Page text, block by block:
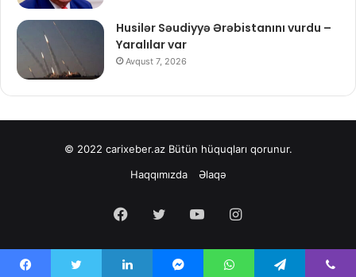
Husilər Səudiyyə Ərəbistanını vurdu –
Yaralılar var
Avqust 7, 2026
© 2022 carixeber.azBütün hüquqları qorunur.
Haqqımızda
Əlaqə
Facebook
Twitter YouTubeInstagram